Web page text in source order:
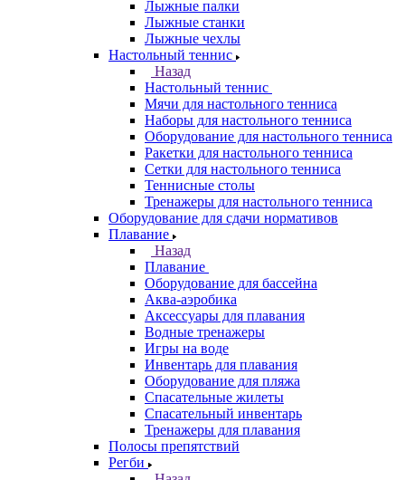
Лыжные палки
Лыжные станки
Лыжные чехлы
Настольный теннис
Назад
Настольный теннис
Мячи для настольного тенниса
Наборы для настольного тенниса
Оборудование для настольного тенниса
Ракетки для настольного тенниса
Сетки для настольного тенниса
Теннисные столы
Тренажеры для настольного тенниса
Оборудование для сдачи нормативов
Плавание
Назад
Плавание
Оборудование для бассейна
Аква-аэробика
Аксессуары для плавания
Водные тренажеры
Игры на воде
Инвентарь для плавания
Оборудование для пляжа
Спасательные жилеты
Спасательный инвентарь
Тренажеры для плавания
Полосы препятствий
Регби